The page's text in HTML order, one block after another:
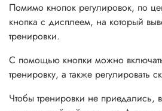
Помимо кнопок регулировок, по
кнопка с дисплеем, на который
тренировки.
С помощью кнопки можно включать
тренировку, а также регулировать
Чтобы тренировки не приедались,